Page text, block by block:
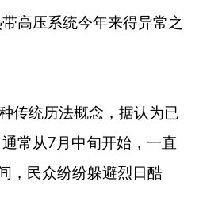
高压系统今年来得异常之
传统历法概念，据认为已
常从7月中旬开始，一直
，民众纷纷躲避烈日酷